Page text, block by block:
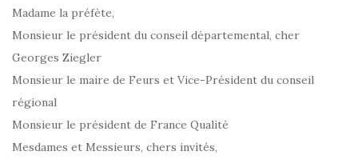
Madame la préfète,
Monsieur le président du conseil départemental, cher
Georges Ziegler
Monsieur le maire de Feurs et Vice-Président du conseil
régional
Monsieur le président de France Qualité
Mesdames et Messieurs, chers invités,